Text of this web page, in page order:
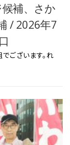
補、さか
/ 2026年7
ございます。れ